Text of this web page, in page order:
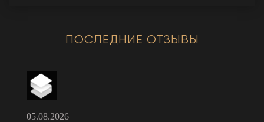
ПОСЛЕДНИЕ ОТЗЫВЫ
05.08.2026